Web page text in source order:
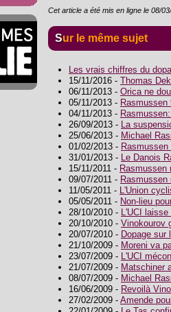
Cet article a été mis en ligne le 08/
Sur le même sujet
Les vrais chiffres du
15/11/2016 - Thomas
06/11/2013 - Orica ne
05/11/2013 - Rasmussen
04/11/2013 -
26/09/2013 - La
25/06/2013 - Michael
01/02/2013 -
31/01/2013 - Le Danois
15/11/2011 - Rasmussen
09/07/2011 - Rasmussen
11/05/2011 - L'Union
05/05/2011 - Non-lieu
28/10/2010 - L'UCI
20/10/2010 - Vinokourov
20/07/2010 - Dopage sur
21/10/2009 - Moreni va
23/07/2009 - L'UCI
21/07/2009 - Matschiner
08/07/2009 - Michael
16/06/2009 - Revoilà
27/02/2009 - Amende